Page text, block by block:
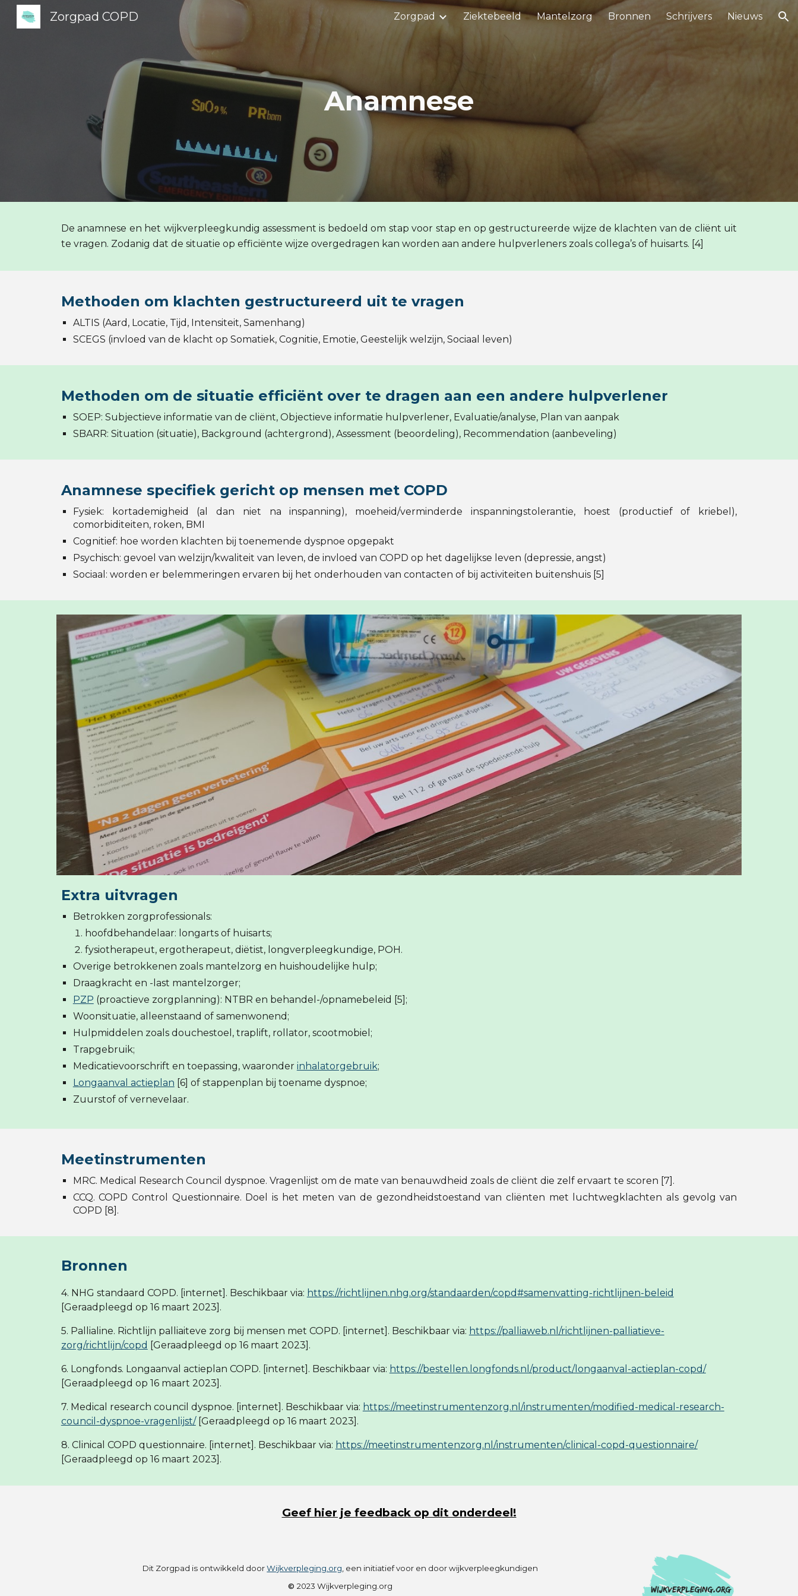
Skip to main content Skip to navigation
Zorgpad COPD Zorgpad Ziektebeeld Mantelzorg Bronnen Schrijvers Nieuws
Anamnese
De anamnese en het wijkverpleegkundig assessment is bedoeld om stap voor stap en op gestructureerde wijze de klachten van de cliënt uit
te vragen. Zodanig dat de situatie op efficiënte wijze overgedragen kan worden aan andere hulpverleners zoals collega’s of huisarts. [4]
Methoden om klachten gestructureerd uit te vragen
ALTIS (Aard, Locatie, Tijd, Intensiteit, Samenhang)
SCEGS (invloed van de klacht op Somatiek, Cognitie, Emotie, Geestelijk welzijn, Sociaal leven)
Methoden om de situatie efficiënt over te dragen aan een andere hulpverlener
SOEP: Subjectieve informatie van de cliënt, Objectieve informatie hulpverlener, Evaluatie/analyse, Plan van aanpak
SBARR: Situation (situatie), Background (achtergrond), Assessment (beoordeling), Recommendation (aanbeveling)
Anamnese specifiek gericht op mensen met COPD
Fysiek: kortademigheid (al dan niet na inspanning), moeheid/verminderde inspanningstolerantie, hoest (productief of kriebel),
comorbiditeiten, roken, BMI
Cognitief: hoe worden klachten bij toenemende dyspnoe opgepakt
Psychisch: gevoel van welzijn/kwaliteit van leven, de invloed van COPD op het dagelijkse leven (depressie, angst)
Sociaal: worden er belemmeringen ervaren bij het onderhouden van contacten of bij activiteiten buitenshuis [5]
Extra uitvragen
Betrokken zorgprofessionals:
hoofdbehandelaar: longarts of huisarts;
fysiotherapeut, ergotherapeut, diëtist, longverpleegkundige, POH.
Overige betrokkenen zoals mantelzorg en huishoudelijke hulp;
Draagkracht en -last mantelzorger;
PZP (proactieve zorgplanning): NTBR en behandel-/opnamebeleid [5];
Woonsituatie, alleenstaand of samenwonend;
Hulpmiddelen zoals douchestoel, traplift, rollator, scootmobiel;
Trapgebruik;
Medicatievoorschrift en toepassing, waaronder inhalatorgebruik;
Longaanval actieplan [6] of stappenplan bij toename dyspnoe;
Zuurstof of vernevelaar.
Meetinstrumenten
MRC. Medical Research Council dyspnoe. Vragenlijst om de mate van benauwdheid zoals de cliënt die zelf ervaart te scoren [7].
CCQ. COPD Control Questionnaire. Doel is het meten van de gezondheidstoestand van cliënten met luchtwegklachten als gevolg van
COPD [8].
Bronnen
4. NHG standaard COPD. [internet]. Beschikbaar via: https://richtlijnen.nhg.org/standaarden/copd#samenvatting-richtlijnen-beleid
[Geraadpleegd op 16 maart 2023].
5. Pallialine. Richtlijn palliaiteve zorg bij mensen met COPD. [internet]. Beschikbaar via: https://palliaweb.nl/richtlijnen-palliatieve-
zorg/richtlijn/copd [Geraadpleegd op 16 maart 2023].
6. Longfonds. Longaanval actieplan COPD. [internet]. Beschikbaar via: https://bestellen.longfonds.nl/product/longaanval-actieplan-copd/
[Geraadpleegd op 16 maart 2023].
7. Medical research council dyspnoe. [internet]. Beschikbaar via: https://meetinstrumentenzorg.nl/instrumenten/modified-medical-research-
council-dyspnoe-vragenlijst/[Geraadpleegd op 16 maart 2023].
8. Clinical COPD questionnaire. [internet]. Beschikbaar via: https://meetinstrumentenzorg.nl/instrumenten/clinical-copd-questionnaire/
[Geraadpleegd op 16 maart 2023].
Geef hier je feedback op dit onderdeel!
Dit Zorgpad is ontwikkeld doorWijkverpleging.org , een initiatief voor en door wijkverpleegkundigen
© 2023 Wijkverpleging.org